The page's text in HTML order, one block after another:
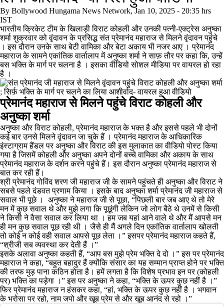
By Bollywood Hungama News Network, Jan 10, 2025 - 20:35 hrs
IST
भारतीय क्र‍िकेट टीम के ख‍िलाड़ी व‍िराट कोहली और उनकी पत्‍नी-एक्ट्रेस अनुष्‍का
शर्मा शुक्रवार को वृंदावन के प्रस‍िद्ध संत प्रेमानंद महाराज से म‍िलने वृंदावन पहुंचे
। इस दौरान उनके साथ बेटी वामिका और बेटा अकाय भी नजर आए । प्रेमानंद
महाराज के सामने एकांतिक वार्तालाप में अनुष्का शर्मा ने साफ़ तौर पर कहा कि, उन्हें
बस भक्‍ति के मार्ग पर चलना है । इसका वीडियो सोशल मीडिया पर वायरल हो रहा
है ।
प्रेमानंद महाराज से म‍िलने पहुंचे व‍िराट कोहली और
अनुष्का शर्मा
अनुष्‍का और व‍िराट कोहली, प्रेमानंद महाराज के भक्‍त है और इससे पहले भी दोनों
कई बार उनसे मिलने वृंदावन जा चुके हैं । प्रेमानंद महाराज के आधिकारिक
इंस्टाग्राम हैंडल पर अनुष्का और विराट की इस मुलाकात का वीडियो पोस्ट किया
गया है जिसमें कोहली और अनुष्का अपने दोनों बच्चे वामिका और अकाय के साथ
प्रेमानंद महाराज के दर्शन करने पहुंचे हैं। इस दौरान अनुष्का प्रेमानंद महाराज से
बात कर रही हैं।
श्री प्रेमानंद गोविंद शरण जी महाराज जी के सामने पहुंचते ही अनुष्‍का और व‍िराट ने
सबसे पहले दंडवत प्रणाम किया । इसके बाद अनुष्का शर्मा प्रेमानंद जी महाराज से
सवाल भी पूछे । अनुष्का ने महाराज जी से पूछा, “प‍िछली बार जब आए थे तो मेरे
मन में कुछ सवाल थे और मुझे लगा कि पूछूंगी लेकिन जो लोग बैठे थे उनमें से क‍िसी
ने क‍िसी ने वैसा सवाल कर ल‍िया था । हम जब यहां आने वाले थे और मैं आपसे मन
ही मन कुछ सवाल पूछ रही थी । जैसे ही मैं अगले द‍िन एकांतिक वार्तालाप खोलती
तो कोई न कोई वही सवाल आपसे पूछ लेता ।” इसपर प्रेमानंद महाराज कहते हैं,
“श्रीजी सब व्‍यवस्‍था कर देती हैं ।”
इसके अलावा अनुष्का कहती हैं, “आप बस मुझे प्रेम भक्ति दे दो ।” इस पर प्रेमानंद
महाराज ने कहा, “बहुत बहादुर हैं क्योंकि संसार का यह सम्मान प्राप्त होने पर भक्ति
की तरफ मुड़ पाना कठिन होता है। हमें लगता है कि विशेष प्रभाव इन पर (कोहली
पर) भक्ति का पड़ेगा ।” इस पर अनुष्का ने कहा, “भक्ति के ऊपर कुछ नहीं है ।”
फिर प्रेमानंद महाराज न हंसकर कहा, “हां, भक्ति के ऊपर कुछ नहीं है । भगवान
के भरोसा पर रहो, नाम जपो और खूब प्रेम से और खूब आनंद से रहो ।”